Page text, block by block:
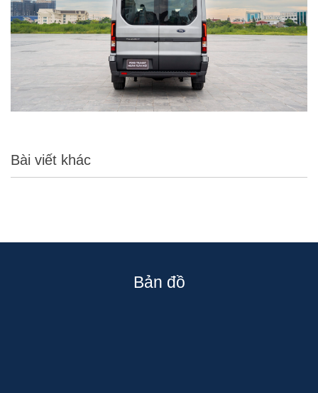
Bài viết khác
Bản đồ